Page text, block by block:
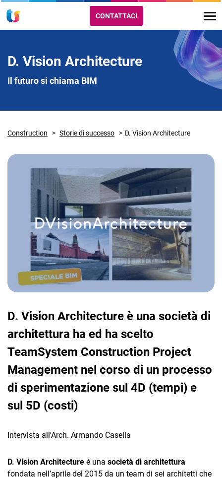
Ecommerce
Financial Solutions
HR
TeamSystem Store
CONTATTACI
D. Vision Architecture
Il futuro si chiama BIM
Construction Storie di successo D. Vision Architecture
D. Vision Architecture è una società di
architettura ha ed ha scelto
TeamSystem Construction Project
Management nel corso di un processo
di sperimentazione sul 4D (tempi) e
sul 5D (costi)
Intervista all'Arch. Armando Casella
D. Vision Architecture è una società di architettura
fondata nell’aprile del 2015 da un team di sei architetti che